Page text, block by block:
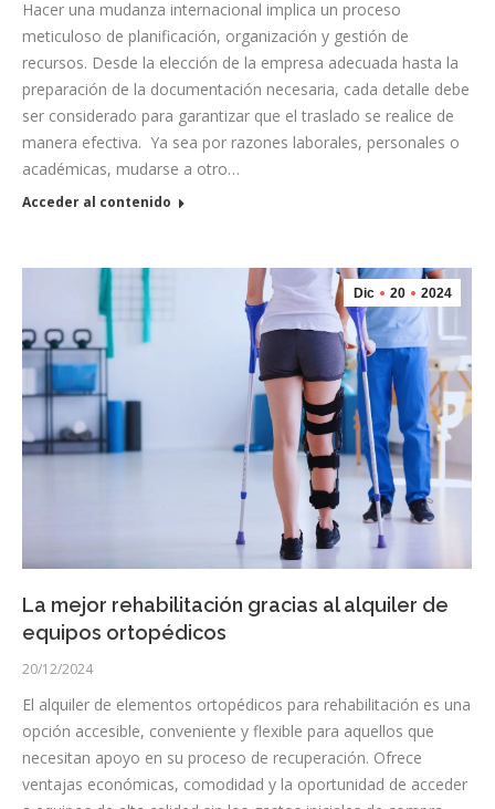
Hacer una mudanza internacional implica un proceso
meticuloso de planificación, organización y gestión de
recursos. Desde la elección de la empresa adecuada hasta la
preparación de la documentación necesaria, cada detalle debe
ser considerado para garantizar que el traslado se realice de
manera efectiva. Ya sea por razones laborales, personales o
académicas, mudarse a otro…
Acceder al contenido
Dic 20 2024
La mejor rehabilitación gracias al alquiler de
equipos ortopédicos
20/12/2024
El alquiler de elementos ortopédicos para rehabilitación es una
opción accesible, conveniente y flexible para aquellos que
necesitan apoyo en su proceso de recuperación. Ofrece
ventajas económicas, comodidad y la oportunidad de acceder